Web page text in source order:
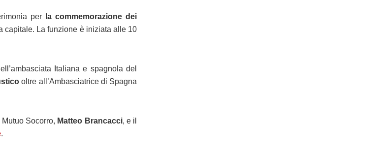
per
la commemorazione dei
capitale. La funzione è iniziata alle 10
Italiana e spagnola del
oltre all’Ambasciatrice di Spagna
Socorro, Matteo Brancacci, e il
.